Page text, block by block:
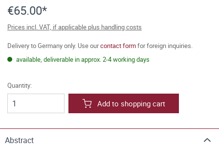
€65.00*
Prices incl. VAT, if applicable plus handling costs
Delivery to Germany only. Use ourcontact formfor foreign inquiries.
available, deliverable in approx. 2-4 working days
Quantity:
Add to shopping cart
Abstract